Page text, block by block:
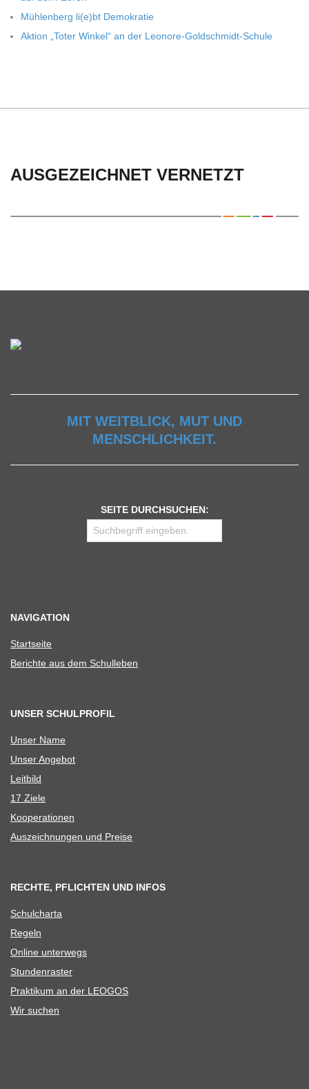
Müh­len­berg li(e)bt Demokratie
Aktion „Toter Win­kel“ an der Leonore-Goldschmidt-Schule
AUSGEZEICHNET VERNETZT
MIT WEITBLICK, MUT UND
MENSCHLICHKEIT.
SEITE DURCHSUCHEN:
NAVIGATION
Start­seite
Berichte aus dem Schulleben
UNSER SCHULPROFIL
Unser Name
Unser Ange­bot
Leit­bild
17 Ziele
Koope­ra­tio­nen
Aus­zeich­nun­gen und Preise
RECHTE, PFLICHTEN UND INFOS
Schul­charta
Regeln
Online unter­wegs
Stun­den­ras­ter
Prak­ti­kum an der LEOGOS
Wir suchen